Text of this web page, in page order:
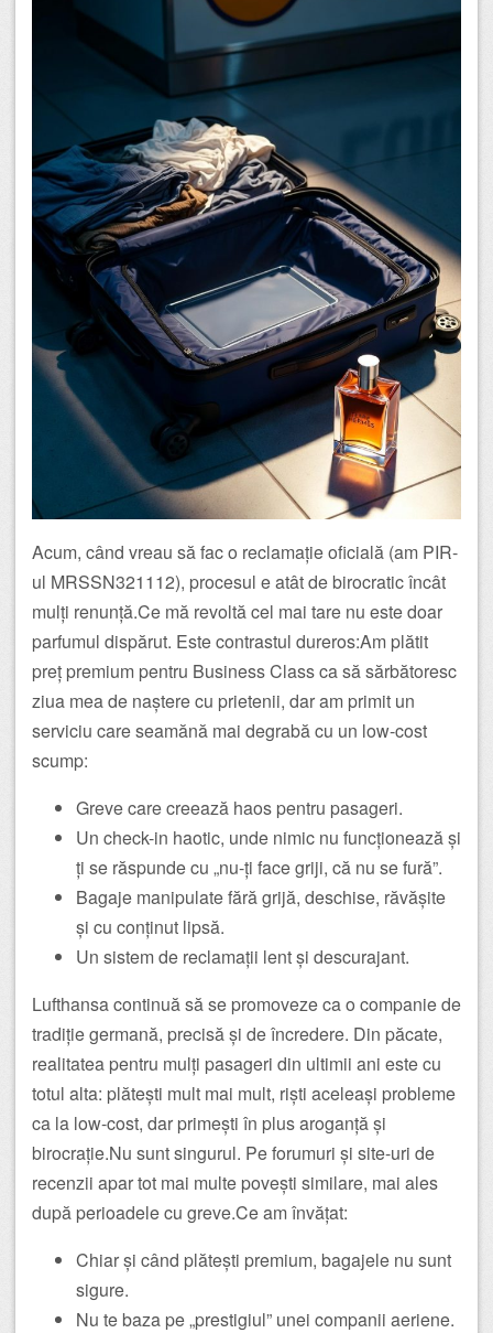
Acum, când vreau să fac o reclamație oficială (am PIR-
ul MRSSN321112), procesul e atât de birocratic încât
mulți renunță.Ce mă revoltă cel mai tare nu este doar
parfumul dispărut. Este contrastul dureros:Am plătit
preț premium pentru Business Class ca să sărbătoresc
ziua mea de naștere cu prietenii, dar am primit un
serviciu care seamănă mai degrabă cu un low-cost
scump:
Greve care creează haos pentru pasageri.
Un check-in haotic, unde nimic nu funcționează și
ți se răspunde cu „nu-ți face griji, că nu se fură”.
Bagaje manipulate fără grijă, deschise, răvășite
și cu conținut lipsă.
Un sistem de reclamații lent și descurajant.
Lufthansa continuă să se promoveze ca o companie de
tradiție germană, precisă și de încredere. Din păcate,
realitatea pentru mulți pasageri din ultimii ani este cu
totul alta: plătești mult mai mult, riști aceleași probleme
ca la low-cost, dar primești în plus aroganță și
birocrație.Nu sunt singurul. Pe forumuri și site-uri de
recenzii apar tot mai multe povești similare, mai ales
după perioadele cu greve.Ce am învățat:
Chiar și când plătești premium, bagajele nu sunt
sigure.
Nu te baza pe „prestigiul” unei companii aeriene.